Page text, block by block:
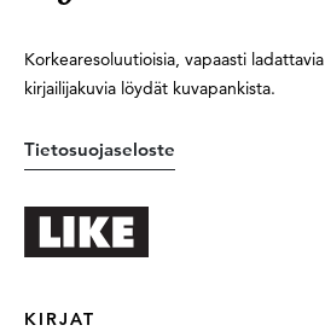
Korkearesoluutioisia, vapaasti ladattavia
kirjailijakuvia löydät kuvapankista.
Tietosuojaseloste
KIRJAT